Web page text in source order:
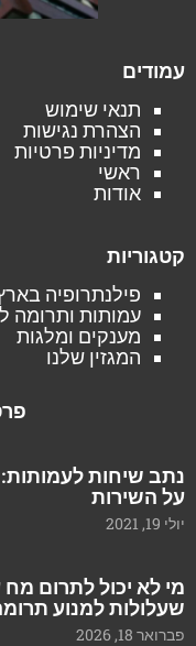
עמודים
תנאי שימוש
הצהרת נגישות
מדיניות פרטיות
ראשי
אודות
קטגוריות
פילנתרופיה
עמותות ותרומה
מענקים ומלגות
המגזין שלנו
נתב שיחות
על השירות
יולי 19, 2021
מי לא יכול לתרום
שעלולות למנוע
פברואר 18, 2026